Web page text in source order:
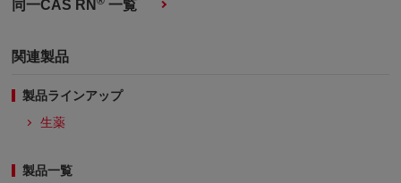
同一CAS RN 一覧
関連製品
製品ラインアップ
生薬
製品一覧